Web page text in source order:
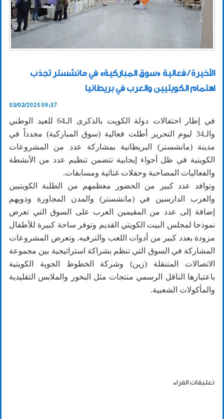
الأخيرة / فعالية «سوق المباركية» في مانشستر تجذب
اهتمام الكويتيين والعرب في بريطانيا
03/02/2025 09:37
في إطار احتفالات دولة الكويت بالذكرى الـ64 للعيد الوطني
والـ34 ليوم التحرير أطلت فعالية (سوق المباركية) مجدداً في
مدينة (مانشستر) البريطانية بمشاركة عدد من المشروعات
الكويتية في ظل أجواء إيجابية تتضمن تنظيم عدد من الأنشطة
والفعاليات المصاحبة وحفلات غنائية ومسابقات.
وتوافد عدد كبير من الحضور معظمهم من الطلبة الكويتيين
والعرب الدارسين في (مانشستر) والمدن المجاورة وذويهم
إضافة إلى عدد من المقيمين العرب على السوق التي تعرض
نموذجا لمجلس البيت الكويتي القديم وتوفر ساحة كبيرة للأطفال
مزودة بعدد كبير من أدوات اللعب والترفيه. وتعرض المشروعات
المشاركة في السوق التي تنظم بشراكة استراتيجية بين مجموعة
الاتصالات المتنقلة (زين) وشركة الخطوط الجوية الكويتية
باعتبارها الناقل الرسمي منتجات مثل البخور والملابس التقليدية
والمأكولات الشعبية.
تعليقات القراء